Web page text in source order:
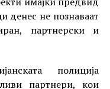
денес не познаваат
партнерски и
полиција
партнери, кои